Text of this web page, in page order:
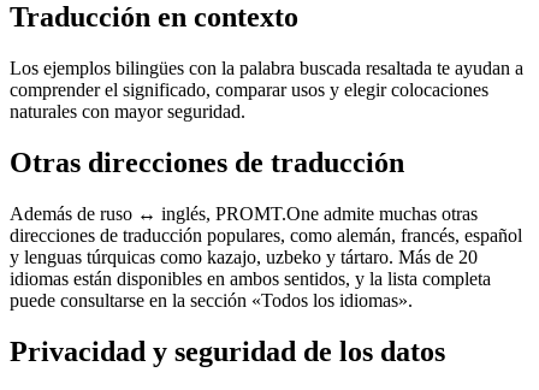
Traducción en contexto
Los ejemplos bilingües con la palabra buscada resaltada te ayudan a
comprender el significado, comparar usos y elegir colocaciones
naturales con mayor seguridad.
Otras direcciones de traducción
Además de ruso ↔ inglés, PROMT.One admite muchas otras
direcciones de traducción populares, como alemán, francés, español
y lenguas túrquicas como kazajo, uzbeko y tártaro. Más de 20
idiomas están disponibles en ambos sentidos, y la lista completa
puede consultarse en la sección «Todos los idiomas».
Privacidad y seguridad de los datos